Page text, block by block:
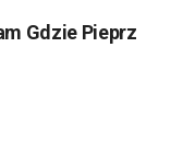
Gdzie Pieprz